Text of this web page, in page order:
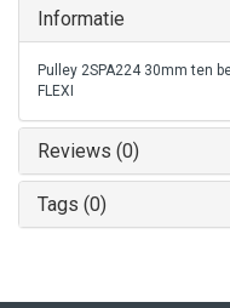
Informatie
Pulley 2SPA224 30mm ten
FLEXI
Reviews (0)
Tags (0)